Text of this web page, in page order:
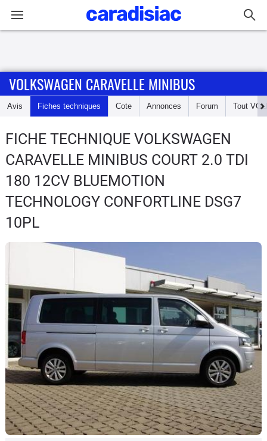
Accueil
Essais
Guide
d'achat
Electriques
Flottes
Auto
Services
Forum
Moto
Marques
VOLKSWAGEN CARAVELLE MINIBUS
Avis Fiches techniques Cote Annonces Forum Tout
FICHE TECHNIQUE VOLKSWAGEN
CARAVELLE MINIBUS COURT 2.0 TDI
180 12CV BLUEMOTION
TECHNOLOGY CONFORTLINE DSG7
10PL